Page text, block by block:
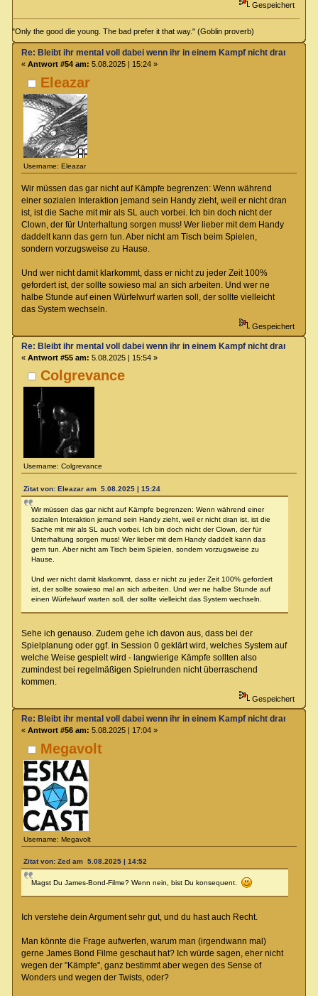
Gespeichert
"Only the good die young. The bad prefer it that way." (Goblin proverb)
Eleazar
Username: Eleazar
Re: Bleibt ihr mental voll dabei wenn ihr in einem Kampf nicht dran seit?
« Antwort #54 am: 5.08.2025 | 15:24 »
Wir müssen das gar nicht auf Kämpfe begrenzen: Wenn während
einer sozialen Interaktion jemand sein Handy zieht, weil er nicht dran
ist, ist die Sache mit mir als SL auch vorbei. Ich bin doch nicht der
Clown, der für Unterhaltung sorgen muss! Wer lieber mit dem Handy
daddelt kann das gern tun. Aber nicht am Tisch beim Spielen,
sondern vorzugsweise zu Hause.
Und wer nicht damit klarkommt, dass er nicht zu jeder Zeit 100%
gefordert ist, der sollte sowieso mal an sich arbeiten. Und wer ne
halbe Stunde auf einen Würfelwurf warten soll, der sollte vielleicht
das System wechseln.
Gespeichert
Colgrevance
Username: Colgrevance
Re: Bleibt ihr mental voll dabei wenn ihr in einem Kampf nicht dran seit?
« Antwort #55 am: 5.08.2025 | 15:54 »
Zitat von: Eleazar am 5.08.2025 | 15:24
Wir müssen das gar nicht auf Kämpfe begrenzen: Wenn während einer
sozialen Interaktion jemand sein Handy zieht, weil er nicht dran ist, ist die
Sache mit mir als SL auch vorbei. Ich bin doch nicht der Clown, der für
Unterhaltung sorgen muss! Wer lieber mit dem Handy daddelt kann das
gern tun. Aber nicht am Tisch beim Spielen, sondern vorzugsweise zu
Hause.
Und wer nicht damit klarkommt, dass er nicht zu jeder Zeit 100% gefordert
ist, der sollte sowieso mal an sich arbeiten. Und wer ne halbe Stunde auf
einen Würfelwurf warten soll, der sollte vielleicht das System wechseln.
Sehe ich genauso. Zudem gehe ich davon aus, dass bei der
Spielplanung oder ggf. in Session 0 geklärt wird, welches System auf
welche Weise gespielt wird - langwierige Kämpfe sollten also
zumindest bei regelmäßigen Spielrunden nicht überraschend
kommen.
Gespeichert
Megavolt
Username: Megavolt
Re: Bleibt ihr mental voll dabei wenn ihr in einem Kampf nicht dran seit?
« Antwort #56 am: 5.08.2025 | 17:04 »
Zitat von: Zed am 5.08.2025 | 14:52
Magst Du James-Bond-Filme? Wenn nein, bist Du konsequent.
Ich verstehe dein Argument sehr gut, und du hast auch Recht.
Man könnte die Frage aufwerfen, warum man (irgendwann mal)
gerne James Bond Filme geschaut hat? Ich würde sagen, eher nicht
wegen der "Kämpfe", ganz bestimmt aber wegen des Sense of
Wonders und wegen der Twists, oder?